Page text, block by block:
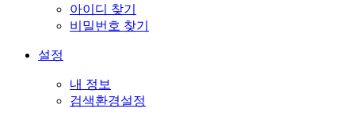
아이디 찾기
비밀번호 찾기
설정
내 정보
검색환경설정